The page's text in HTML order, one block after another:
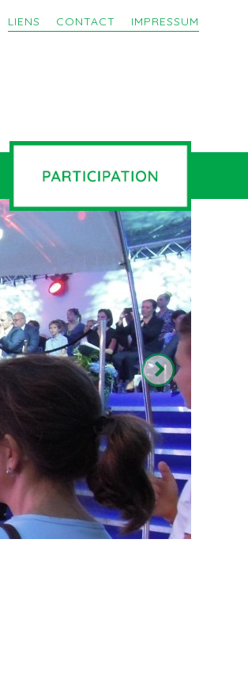
LIENS CONTACT IMPRESSUM